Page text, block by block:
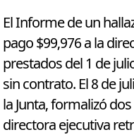
El Informe de un
pago $99,976 a la
prestados del 1 de
sin contrato. El 8 de
la Junta, formalizó
directora ejecutiva